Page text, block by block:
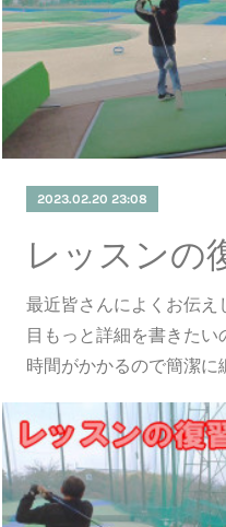
2023.02.20 23:08
最近皆さんによくお伝
目もっと詳細を書きた
時間がかかるので簡潔